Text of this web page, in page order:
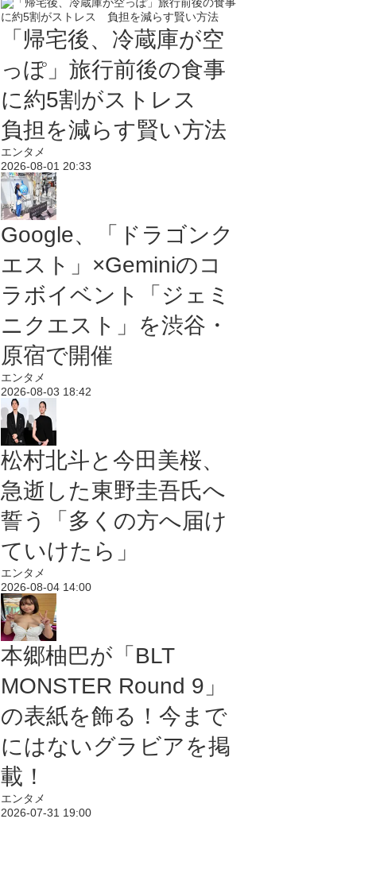
「帰宅後、冷蔵庫が空
っぽ」旅行前後の食事
に約5割がストレス
負担を減らす賢い方法
エンタメ
2026-08-01 20:33
Google、「ドラゴンク
エスト」×Geminiのコ
ラボイベント「ジェミ
ニクエスト」を渋谷・
原宿で開催
エンタメ
2026-08-03 18:42
松村北斗と今田美桜、
急逝した東野圭吾氏へ
誓う「多くの方へ届け
ていけたら」
エンタメ
2026-08-04 14:00
本郷柚巴が「BLT
MONSTER Round 9」
の表紙を飾る！今まで
にはないグラビアを掲
載！
エンタメ
2026-07-31 19:00